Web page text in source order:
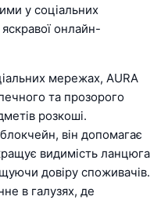
у соціальних
онлайн-
мережах, AURA
та прозорого
розкоші.
він допомагає
видимість ланцюга
довіру споживачів.
в галузях, де